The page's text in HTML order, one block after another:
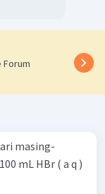
Forum
masing-